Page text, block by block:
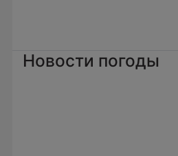
Новости погоды